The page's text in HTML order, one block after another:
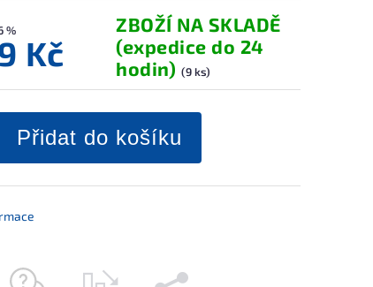
%
Kč
ZBOŽÍ NA SKLADĚ
(expedice do 24
hodin) (9 ks)
Přidat do košíku